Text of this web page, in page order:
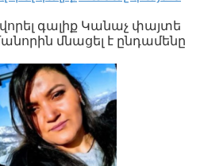
գալիք Կանաչ փայտե
մնացել է ընդամենը